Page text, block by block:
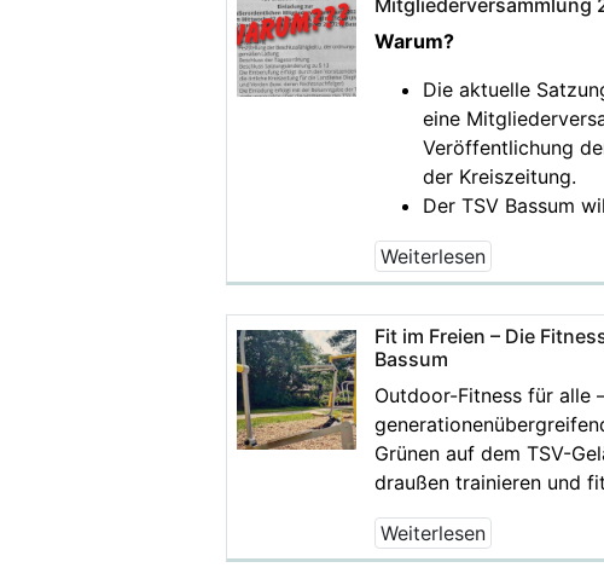
Mitgliederversammlung
Warum?
Die aktuelle
eine
Veröffentlichung
der Kreiszeitung.
Der TSV Bassum
Weiterlesen
Fit im Freien – Die
Bassum
Outdoor-Fitness für alle
Grünen auf dem TSV-
draußen trainieren und
Weiterlesen